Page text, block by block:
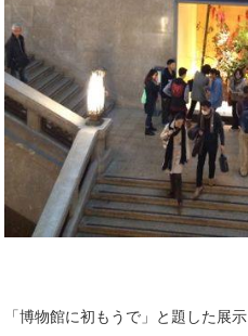
「博物館に初もうで」と題した展